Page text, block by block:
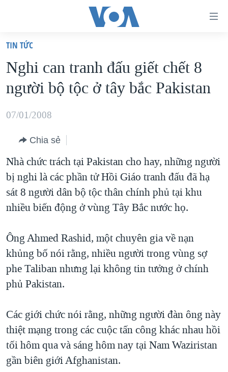
truy
cập
Tới
dung
chính
điều
hướng
chính
Đi
"Tìm"
VIỆT NAM
HOA KỲ
BIỂN ĐÔNG
BLOG
DIỄN ĐÀN
MỤC
TỰ DO BÁO CHÍ
NGƯỜI VIỆT HẢI NGOẠI
ĐỜI SỐNG
SỨC KHOẺ
VĂN HOÁ
THỂ THAO
GIÁO DỤC
CHUYÊN ĐỀ
HÀNH TRÌNH BẦU CỬ 2024
MỘT NĂM CHIẾN TRANH TẠI DẢI GAZA
GIẢI MÃ VÀNH ĐAI & CON ĐƯỜNG
TRỊNH VĨNH BÌNH - NGƯỜI HẠ 'BÊN THẮNG CUỘC'
GROUND ZERO – XƯA VÀ NAY
CHI PHÍ CHIẾN TRANH AFGHANISTAN
VIDEO
NGHE
MẠNG XÃ HỘI
Ngôn ngữ khác
TIN TỨC
Nghi can tranh đấu giết chết 8
người bộ tộc ở tây bắc Pakistan
07/01/2008
Chia sẻ
Nhà chức trách tại Pakistan cho hay, những người
bị nghi là các phần tử Hồi Giáo tranh đấu đã hạ
sát 8 người dân bộ tộc thân chính phủ tại khu
nhiều biến động ở vùng Tây Bắc nước họ.
Ông Ahmed Rashid, một chuyên gia về nạn
khủng bố nói rằng, nhiều người trong vùng sợ
phe Taliban nhưng lại không tin tưởng ở chính
phủ Pakistan.
Các giới chức nói rằng, những người đàn ông này
thiệt mạng trong các cuộc tấn công khác nhau hồi
tối hôm qua và sáng hôm nay tại Nam Waziristan
gần biên giới Afghanistan.